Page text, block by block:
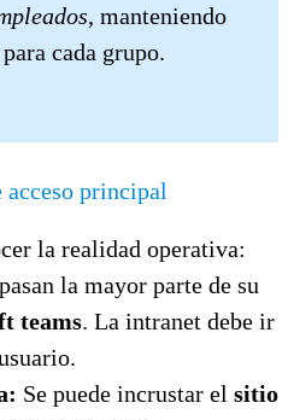
, manteniendo
cada grupo.
acceso principal
la realidad operativa:
la mayor parte de su
teams. La intranet debe ir
Se puede incrustar el sitio